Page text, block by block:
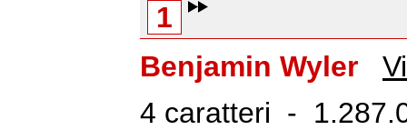
1
Benjamin Wyler
4 caratteri -